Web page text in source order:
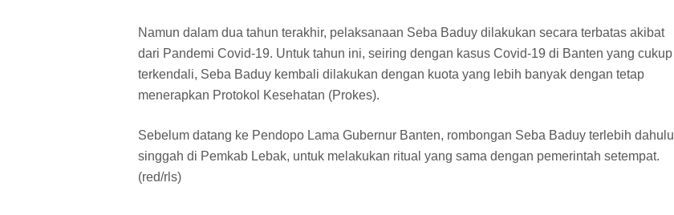
Namun dalam dua tahun terakhir, pelaksanaan Seba Baduy dilakukan secara terbatas akibat
dari Pandemi Covid-19. Untuk tahun ini, seiring dengan kasus Covid-19 di Banten yang cukup
terkendali, Seba Baduy kembali dilakukan dengan kuota yang lebih banyak dengan tetap
menerapkan Protokol Kesehatan (Prokes).
Sebelum datang ke Pendopo Lama Gubernur Banten, rombongan Seba Baduy terlebih dahulu
singgah di Pemkab Lebak, untuk melakukan ritual yang sama dengan pemerintah setempat.
(red/rls)